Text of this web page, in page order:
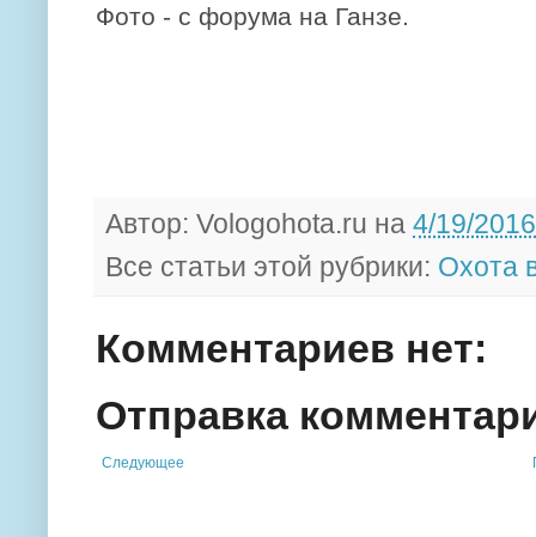
Фото - с форума на Ганзе.
Автор: Vologohota.ru на 4/19/2016
Все статьи этой рубрики: Охота
Комментариев нет:
Отправка
Следующее